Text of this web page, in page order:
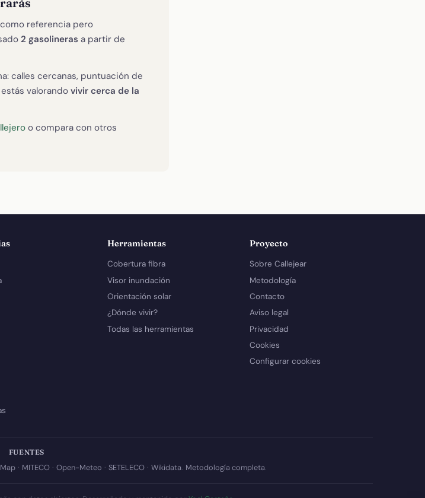
referencia pero
2 gasolineras a partir de
calles cercanas, puntuación de
valorando vivir cerca de la
o compara con otros
Herramientas
Cobertura fibra
Visor inundación
Orientación solar
¿Dónde vivir?
Todas las herramientas
Proyecto
Sobre Callejear
Metodología
Contacto
Aviso legal
Privacidad
Cookies
Configurar cookies
FUENTES
· MITECO · Open-Meteo · SETELECO · Wikidata. Metodología completa.